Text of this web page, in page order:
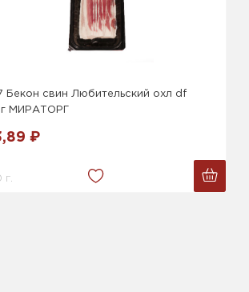
Бекон свин Любительский охл df
МИРАТОРГ
₽